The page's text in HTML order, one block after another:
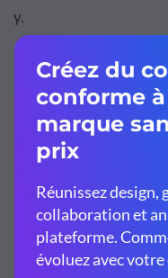
y.
Le graphique résultant
Les choses dont le
ventes sont les
Remarquez comment
à chacun et le
a vendu le plus
chaque sous-catégorie.